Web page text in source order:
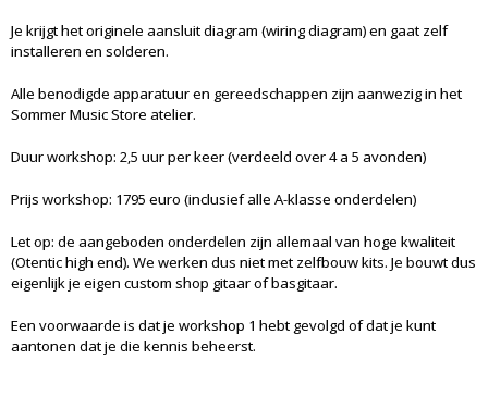
Je krijgt het originele aansluit diagram (wiring diagram) en gaat zelf
installeren en solderen.
Alle benodigde apparatuur en gereedschappen zijn aanwezig in het
Sommer Music Store atelier.
Duur workshop: 2,5 uur per keer (verdeeld over 4 a 5 avonden)
Prijs workshop: 1795 euro (inclusief alle A-klasse onderdelen)
Let op: de aangeboden onderdelen zijn allemaal van hoge kwaliteit
(Otentic high end). We werken dus niet met zelfbouw kits. Je bouwt dus
eigenlijk je eigen custom shop gitaar of basgitaar.
Een voorwaarde is dat je workshop 1 hebt gevolgd of dat je kunt
aantonen dat je die kennis beheerst.